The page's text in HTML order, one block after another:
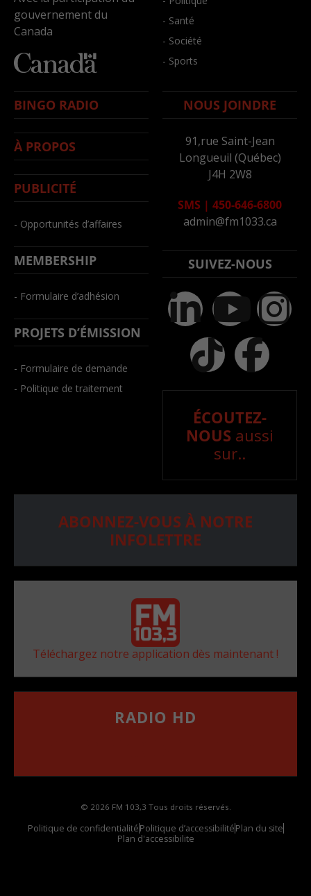
gouvernement du
Canada
- Santé
- Société
- Sports
BINGO RADIO
À PROPOS
PUBLICITÉ
- Opportunités d’affaires
MEMBERSHIP
- Formulaire d’adhésion
PROJETS D’ÉMISSION
- Formulaire de demande
- Politique de traitement
NOUS JOINDRE
91,rue Saint-Jean
Longueuil (Québec)
J4H 2W8
SMS | 450-646-6800
admin@fm1033.ca
SUIVEZ-NOUS
ÉCOUTEZ-
NOUS aussi
sur..
ABONNEZ-VOUS À NOTRE
INFOLETTRE
Téléchargez notre application dès maintenant !
RADIO HD
© 2026 FM 103,3 Tous droits réservés.
Politique de confidentialitéPolitique d’accessibilitéPlan du site
Plan d'accessibilite